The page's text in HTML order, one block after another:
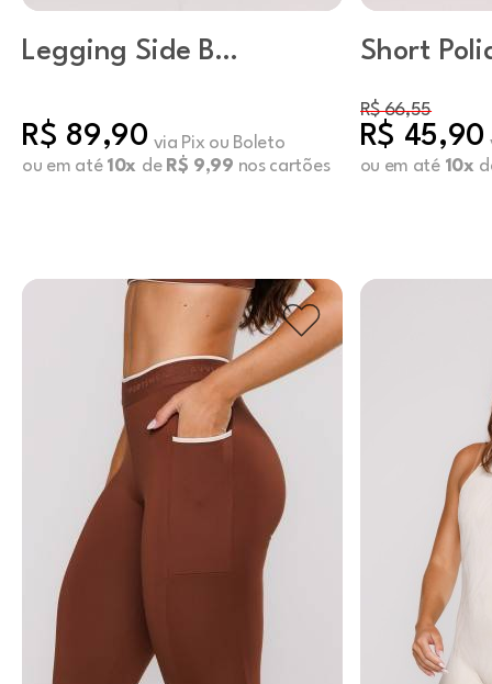
Legging Side B
R$ 89,90 via Pix ou Boleto
ou em até 10x de R$ 9,99 nos cartões
Short
R$ 66,55
R$ 45,90
ou em até 10x